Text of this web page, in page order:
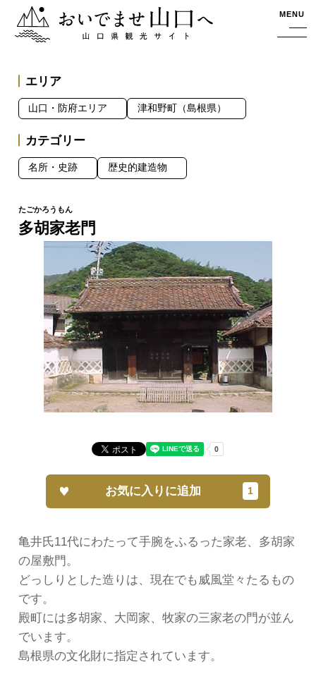
おいでませ山口へー山口県観光サイト MENU
多胡家老門
亀井氏11代にわたって手腕をふるった家老、多胡家
の屋敷門。
どっしりとした造りは、現在でも威風堂々たるもの
です。
殿町には多胡家、大岡家、牧家の三家老の門が並ん
でいます。
島根県の文化財に指定されています。
お気に入りに追加
エリア
山口・防府エリア 津和野町（島根県）
カテゴリー
名所・史跡 歴史的建造物